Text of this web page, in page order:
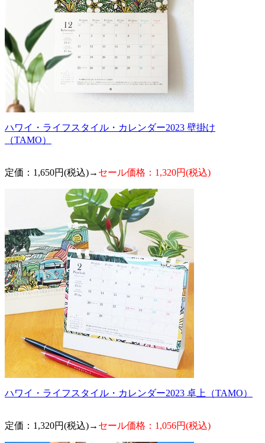
ハワイ・ライフスタイル・カレンダー2023 壁掛け
（TAMO）
定価：1,650円(税込)→ セール価格：1,320円(税込)
ハワイ・ライフスタイル・カレンダー2023 卓上（TAMO）
定価：1,320円(税込)→ セール価格：1,056円(税込)